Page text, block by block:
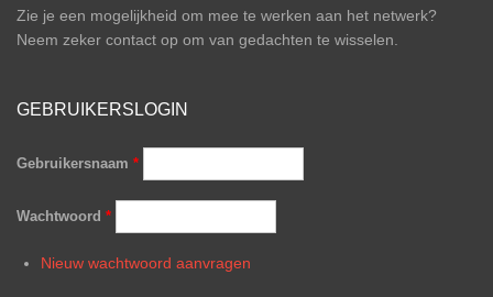
Zie je een mogelijkheid om mee te werken aan het netwerk?
Neem zeker contact op om van gedachten te wisselen.
GEBRUIKERSLOGIN
Gebruikersnaam *
Wachtwoord *
Nieuw wachtwoord aanvragen